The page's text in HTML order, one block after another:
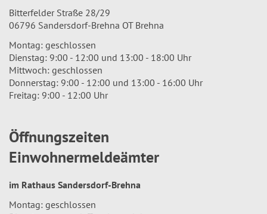
Bitterfelder Straße 28/29
06796 Sandersdorf-Brehna OT Brehna
Montag: geschlossen
Dienstag: 9:00 - 12:00 und 13:00 - 18:00 Uhr
Mittwoch: geschlossen
Donnerstag: 9:00 - 12:00 und 13:00 - 16:00 Uhr
Freitag: 9:00 - 12:00 Uhr
Öffnungszeiten
Einwohnermeldeämter
im Rathaus Sandersdorf-Brehna
Montag: geschlossen